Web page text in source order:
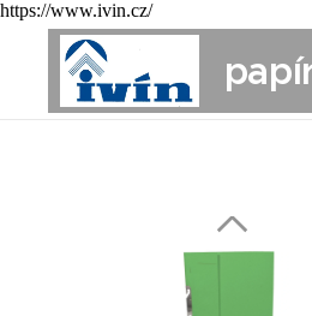
https://www.ivin.cz/